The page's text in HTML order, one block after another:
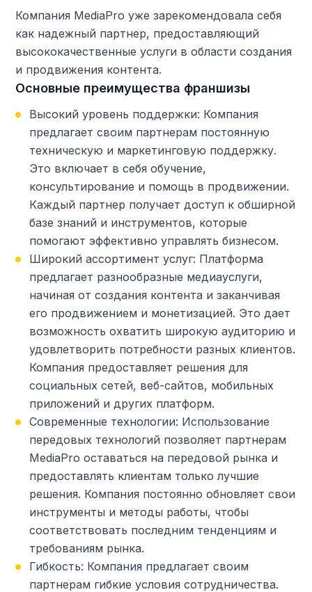
Компания MediaPro уже зарекомендовала себя
как надежный партнер, предоставляющий
высококачественные услуги в области создания
и продвижения контента.
Основные преимущества франшизы
Высокий уровень поддержки: Компания
предлагает своим партнерам постоянную
техническую и маркетинговую поддержку.
Это включает в себя обучение,
консультирование и помощь в продвижении.
Каждый партнер получает доступ к обширной
базе знаний и инструментов, которые
помогают эффективно управлять бизнесом.
Широкий ассортимент услуг: Платформа
предлагает разнообразные медиауслуги,
начиная от создания контента и заканчивая
его продвижением и монетизацией. Это дает
возможность охватить широкую аудиторию и
удовлетворить потребности разных клиентов.
Компания предоставляет решения для
социальных сетей, веб-сайтов, мобильных
приложений и других платформ.
Современные технологии: Использование
передовых технологий позволяет партнерам
MediaPro оставаться на передовой рынка и
предоставлять клиентам только лучшие
решения. Компания постоянно обновляет свои
инструменты и методы работы, чтобы
соответствовать последним тенденциям и
требованиям рынка.
Гибкость: Компания предлагает своим
партнерам гибкие условия сотрудничества.